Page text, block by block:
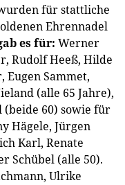
für stattliche
Ehrennadel
es für: Werner
Rudolf Heeß, Hilde
Sammet,
(alle 65 Jahre),
60) sowie für
Hägele, Jürgen
Karl, Renate
Schübel (alle 50).
Ulrike